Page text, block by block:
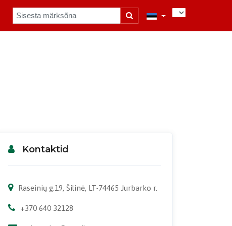
Kontaktid
Raseinių g.19, Šilinė, LT-74465 Jurbarko r.
+370 640 32128